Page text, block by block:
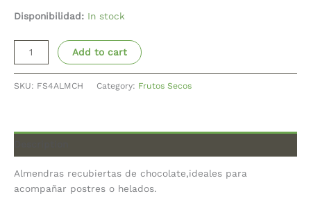
Disponibilidad: In stock
Add to cart
SKU: FS4ALMCH Category: Frutos Secos
Almendras recubiertas de chocolate,ideales para
acompañar postres o helados.